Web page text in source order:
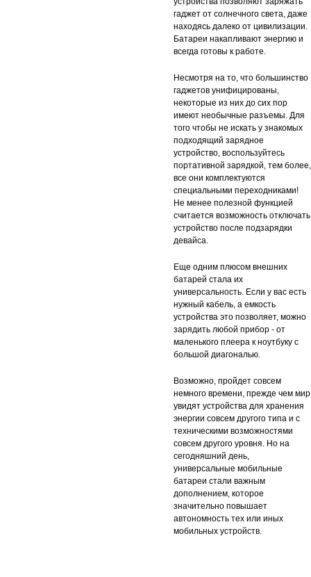
гаджет от солнечного света, даже
находясь далеко от цивилизации.
Батареи накапливают энергию и
всегда готовы к работе.
Несмотря на то, что большинство
гаджетов унифицированы,
некоторые из них до сих пор
имеют необычные разъемы. Для
того чтобы не искать у знакомых
подходящий зарядное
устройство, воспользуйтесь
портативной зарядкой, тем более,
все они комплектуются
специальными переходниками!
Не менее полезной функцией
считается возможность отключать
устройство после подзарядки
девайса.
Еще одним плюсом внешних
батарей стала их
универсальность. Если у вас есть
нужный кабель, а емкость
устройства это позволяет, можно
зарядить любой прибор - от
маленького плеера к ноутбуку с
большой диагональю.
Возможно, пройдет совсем
немного времени, прежде чем мир
увидят устройства для хранения
энергии совсем другого типа и с
техническими возможностями
совсем другого уровня. Но на
сегодняшний день,
универсальные мобильные
батареи стали важным
дополнением, которое
значительно повышает
автономность тех или иных
мобильных устройств.